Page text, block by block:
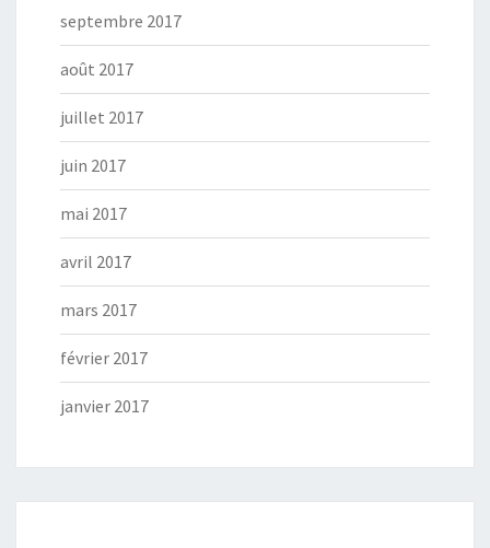
septembre 2017
août 2017
juillet 2017
juin 2017
mai 2017
avril 2017
mars 2017
février 2017
janvier 2017